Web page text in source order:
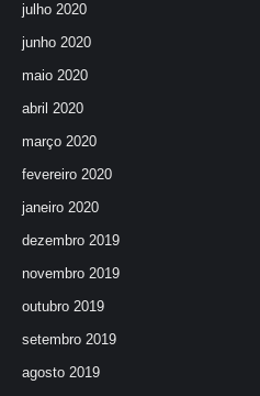
julho 2020
junho 2020
maio 2020
abril 2020
março 2020
fevereiro 2020
janeiro 2020
dezembro 2019
novembro 2019
outubro 2019
setembro 2019
agosto 2019